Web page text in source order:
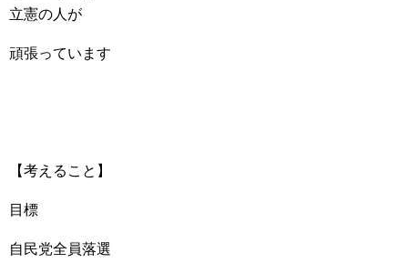
立憲の人が
頑張っています
【考えること】
目標
自民党全員落選